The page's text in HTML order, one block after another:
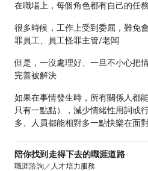
在職場上，每個角色都有自己的任
很多時候，工作上受到委屈，難免
罪員工、員工怪罪主管/老闆
但是，一沒處理好、一旦不小心把
完善被解決
如果在事情發生時，所有關係人都
只有一點點），減少情緒性用詞或
多、人員都能相對多一點快樂在面
陪你找到走得下去的職涯道路
職涯諮詢／人才培力服務